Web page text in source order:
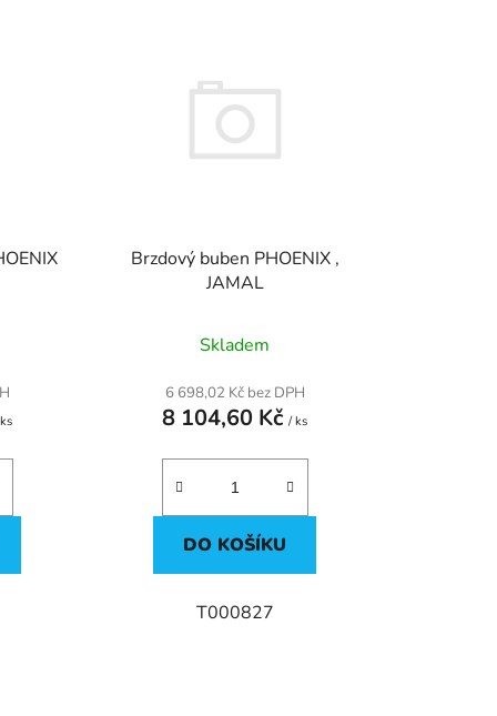
Brzdový buben PHOENIX ,
JAMAL
Skladem
6 698,02 Kč bez DPH
8 104,60 Kč/ ks
DO KOŠÍKU
T000827